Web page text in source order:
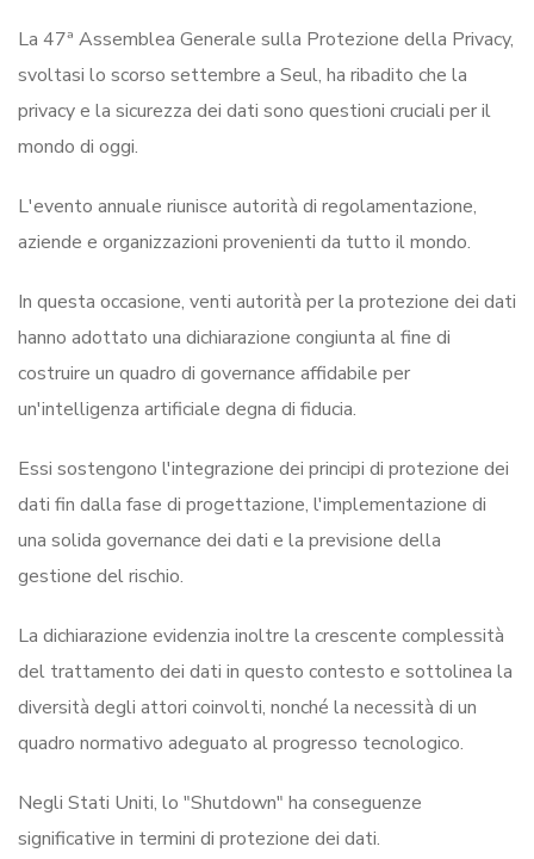
La 47ª Assemblea Generale sulla Protezione della Privacy,
svoltasi lo scorso settembre a Seul, ha ribadito che la
privacy e la sicurezza dei dati sono questioni cruciali per il
mondo di oggi.
L'evento annuale riunisce autorità di regolamentazione,
aziende e organizzazioni provenienti da tutto il mondo.
In questa occasione, venti autorità per la protezione dei dati
hanno adottato una dichiarazione congiunta al fine di
costruire un quadro di governance affidabile per
un'intelligenza artificiale degna di fiducia.
Essi sostengono l'integrazione dei principi di protezione dei
dati fin dalla fase di progettazione, l'implementazione di
una solida governance dei dati e la previsione della
gestione del rischio.
La dichiarazione evidenzia inoltre la crescente complessità
del trattamento dei dati in questo contesto e sottolinea la
diversità degli attori coinvolti, nonché la necessità di un
quadro normativo adeguato al progresso tecnologico.
Negli Stati Uniti, lo "Shutdown" ha conseguenze
significative in termini di protezione dei dati.